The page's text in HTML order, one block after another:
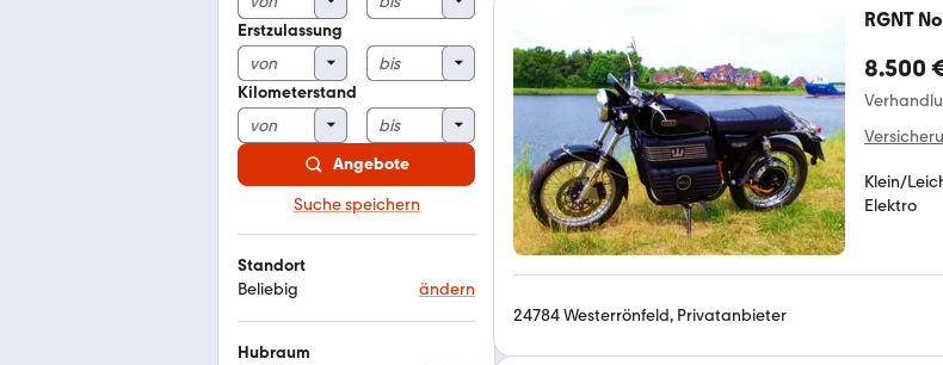
Erstzulassung
Kilometerstand
Angebote
Suche speichern
Standort
Beliebig
ändern
Hubraum
RGNT
8.500
Klein/
Elektro
24784 Westerrönfeld, Privatanbieter